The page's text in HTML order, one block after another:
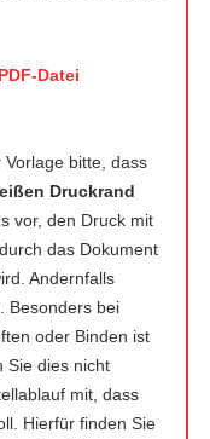
PDF-Datei
bitte, dass
Druckrand
vor, den Druck mit
das Dokument
Andernfalls
Besonders bei
oder Binden ist
Sie dies nicht
mit, dass
Hierfür finden Sie